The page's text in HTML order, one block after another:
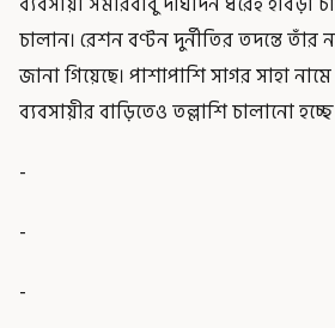
চালান। রেশন বণ্টন দুর্নীতির তদন্তে তাঁর
জানা গিয়েছে। পাশাপাশি সাগর সাহা
ব্যবসায়ীর বাড়িতেও তল্লাশি চালানো
-
-
-